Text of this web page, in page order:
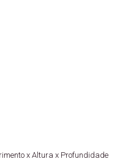
x Altura x Profundidade